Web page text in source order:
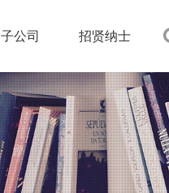
子公司 招贤纳士